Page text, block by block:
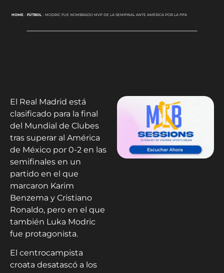
HOME- FÚTBOL- MODRIC FUE NOMBRADO MVP DE LA SEMIFINAL ANTE AMÉRICA POR LA FIFA
El Real Madrid está
clasificado para la final
del Mundial de Clubes
tras superar al América
de México por 0-2 en las
semifinales en un
partido en el que
marcaron Karim
Benzema y Cristiano
Ronaldo, pero en el que
también Luka Modric
fue protagonista.
El centrocampista
croata desatascó a los